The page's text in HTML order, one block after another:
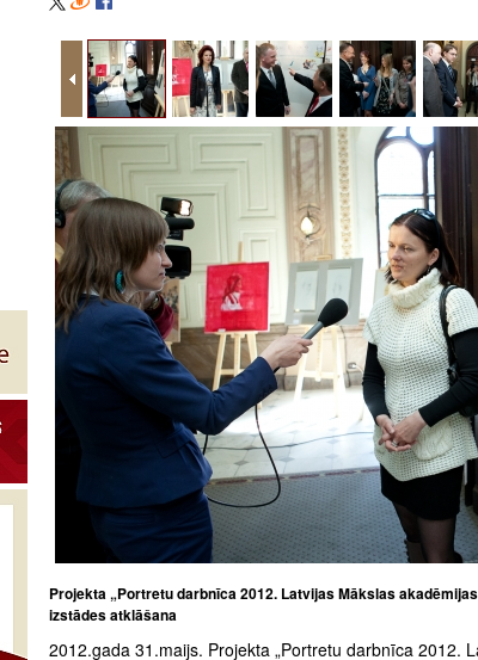
Projekta „Portretu darbnīca 2012. Latvijas Mākslas
izstādes atklāšana
2012.gada 31.maijs. Projekta „Portretu darbnīca 2012.